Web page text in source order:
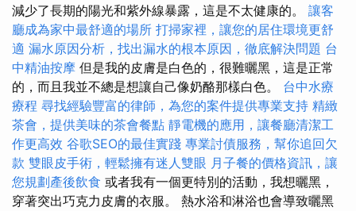
減少了長期的陽光和紫外線暴露，這是不太健康的。 讓客
廳成為家中最舒適的場所 打掃家裡，讓您的居住環境更舒
適 漏水原因分析，找出漏水的根本原因，徹底解決問題 台
中精油按摩 但是我的皮膚是白色的，很難曬黑，這是正常
的，而且我並不總是想讓自己像奶酪那樣白色。 台中水療
療程 尋找經驗豐富的律師，為您的案件提供專業支持 精緻
茶會，提供美味的茶會餐點 靜電機的應用，讓餐廳清潔工
作更高效 谷歌SEO的最佳實踐 專業討債服務，幫你追回欠
款 雙眼皮手術，輕鬆擁有迷人雙眼 月子餐的價格資訊，讓
您規劃產後飲食 或者我有一個更特別的活動，我想曬黑，
穿著突出巧克力皮膚的衣服。 熱水浴和淋浴也會導致曬黑